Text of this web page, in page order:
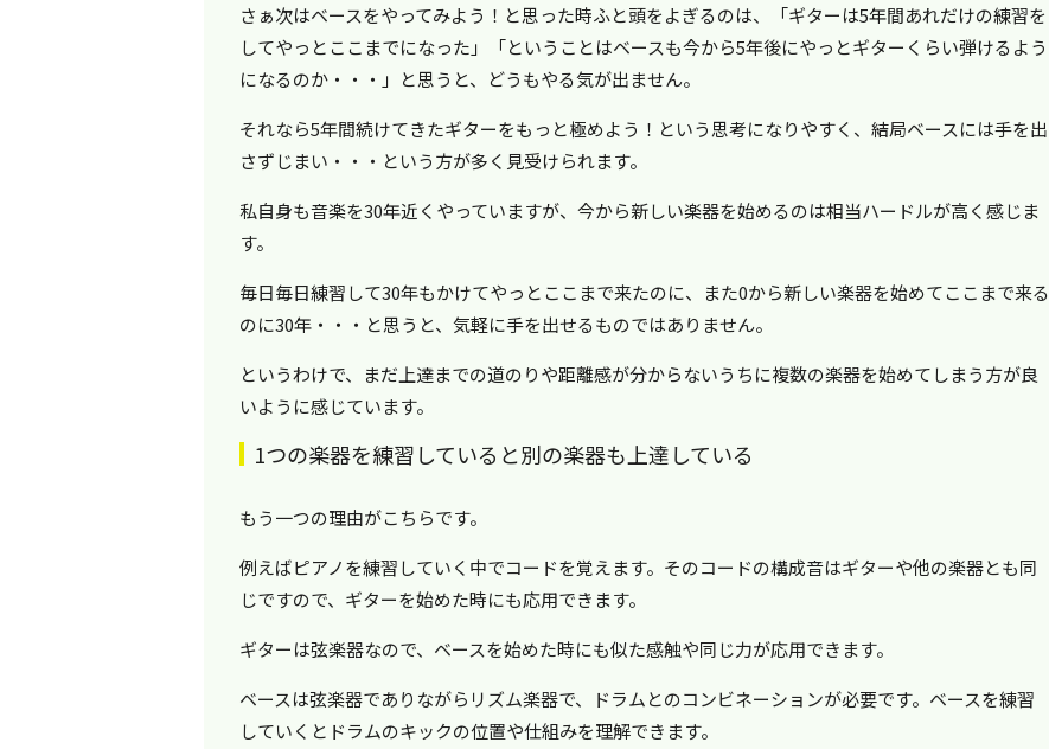
さぁ次はベースをやってみよう！と思った時ふと頭をよぎるのは、「ギターは5年間あれだけの練習を
してやっとここまでになった」「ということはベースも今から5年後にやっとギターくらい弾けるよう
になるのか・・・」と思うと、どうもやる気が出ません。
それなら5年間続けてきたギターをもっと極めよう！という思考になりやすく、結局ベースには手を出
さずじまい・・・という方が多く見受けられます。
私自身も音楽を30年近くやっていますが、今から新しい楽器を始めるのは相当ハードルが高く感じま
す。
毎日毎日練習して30年もかけてやっとここまで来たのに、また0から新しい楽器を始めてここまで来る
のに30年・・・と思うと、気軽に手を出せるものではありません。
というわけで、まだ上達までの道のりや距離感が分からないうちに複数の楽器を始めてしまう方が良
いように感じています。
1つの楽器を練習していると別の楽器も上達している
もう一つの理由がこちらです。
例えばピアノを練習していく中でコードを覚えます。そのコードの構成音はギターや他の楽器とも同
じですので、ギターを始めた時にも応用できます。
ギターは弦楽器なので、ベースを始めた時にも似た感触や同じ力が応用できます。
ベースは弦楽器でありながらリズム楽器で、ドラムとのコンビネーションが必要です。ベースを練習
していくとドラムのキックの位置や仕組みを理解できます。